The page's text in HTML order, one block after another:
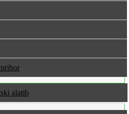
alati